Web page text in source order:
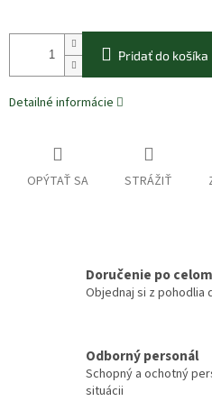
Pridať do košíka
Detailné informácie
OPÝTAŤ SA STRÁŽIŤ
Doručenie po
Objednaj si z pohodlia
Odborný personál
Schopný a ochotný
situácii